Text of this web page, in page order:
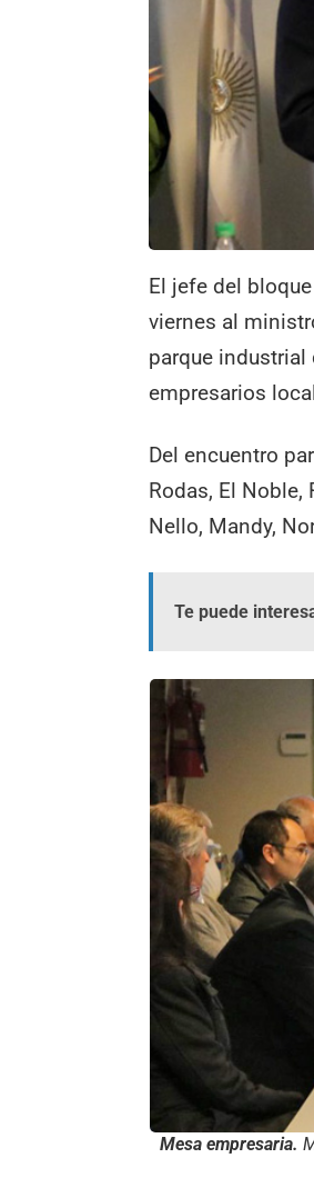
El jefe del
viernes al
parque industrial
empresarios
Del encuentro
Rodas, El Noble,
Nello, Mandy,
Te puede
Mesa empresaria.